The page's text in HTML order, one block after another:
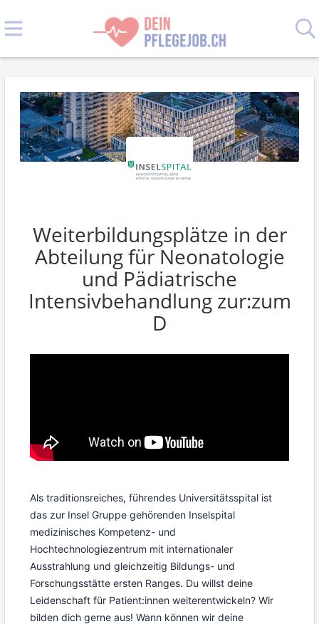
Weiterbildungsplätze in der
Abteilung für Neonatologie
und Pädiatrische
Intensivbehandlung zur:zum
D
Als traditionsreiches, führendes Universitätsspital ist
das zur Insel Gruppe gehörenden Inselspital
medizinisches Kompetenz- und
Hochtechnologiezentrum mit internationaler
Ausstrahlung und gleichzeitig Bildungs- und
Forschungsstätte ersten Ranges. Du willst deine
Leidenschaft für Patient:innen weiterentwickeln? Wir
bilden dich gerne aus! Wann können wir deine